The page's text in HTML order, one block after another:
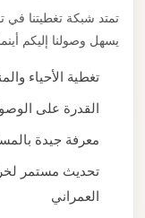
تمتد شبكة تغطيتنا في
يسهل وصولنا إليكم
تغطية الأحياء
القدرة على
معرفة جيدة
تحديث مستمر
العمراني